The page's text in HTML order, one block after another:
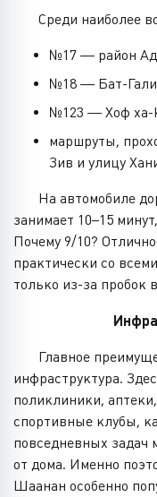
Среди наиболее
№17 — район
№18 — Бат-
№123 — Хоф ха-
маршруты,
Зив и улицу
На автомобиле
занимает 10–15
Почему 9/10?
практически со
только из-за пробок
Главное
инфраструктура.
поликлиники,
спортивные клубы,
повседневных задач
от дома. Именно
Шаанан особенно